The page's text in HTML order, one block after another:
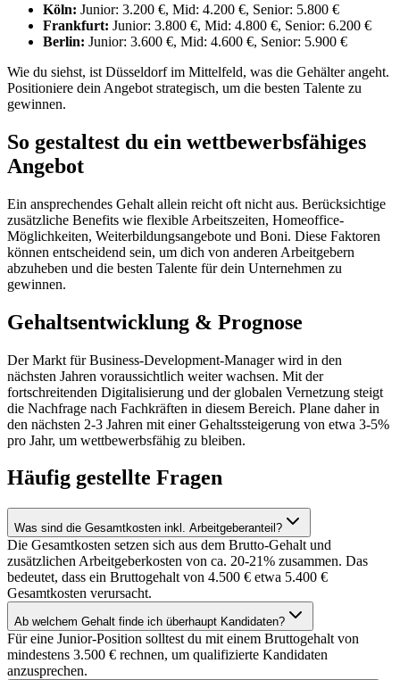
Köln: Junior: 3.200 €, Mid: 4.200 €, Senior: 5.800 €
Frankfurt: Junior: 3.800 €, Mid: 4.800 €, Senior: 6.200 €
Berlin: Junior: 3.600 €, Mid: 4.600 €, Senior: 5.900 €
Wie du siehst, ist Düsseldorf im Mittelfeld, was die Gehälter angeht.
Positioniere dein Angebot strategisch, um die besten Talente zu
gewinnen.
So gestaltest du ein wettbewerbsfähiges
Angebot
Ein ansprechendes Gehalt allein reicht oft nicht aus. Berücksichtige
zusätzliche Benefits wie flexible Arbeitszeiten, Homeoffice-
Möglichkeiten, Weiterbildungsangebote und Boni. Diese Faktoren
können entscheidend sein, um dich von anderen Arbeitgebern
abzuheben und die besten Talente für dein Unternehmen zu
gewinnen.
Gehaltsentwicklung & Prognose
Der Markt für Business-Development-Manager wird in den
nächsten Jahren voraussichtlich weiter wachsen. Mit der
fortschreitenden Digitalisierung und der globalen Vernetzung steigt
die Nachfrage nach Fachkräften in diesem Bereich. Plane daher in
den nächsten 2-3 Jahren mit einer Gehaltssteigerung von etwa 3-5%
pro Jahr, um wettbewerbsfähig zu bleiben.
Häufig gestellte Fragen
Was sind die Gesamtkosten inkl. Arbeitgeberanteil?
Die Gesamtkosten setzen sich aus dem Brutto-Gehalt und
zusätzlichen Arbeitgeberkosten von ca. 20-21% zusammen. Das
bedeutet, dass ein Bruttogehalt von 4.500 € etwa 5.400 €
Gesamtkosten verursacht.
Ab welchem Gehalt finde ich überhaupt Kandidaten?
Für eine Junior-Position solltest du mit einem Bruttogehalt von
mindestens 3.500 € rechnen, um qualifizierte Kandidaten
anzusprechen.